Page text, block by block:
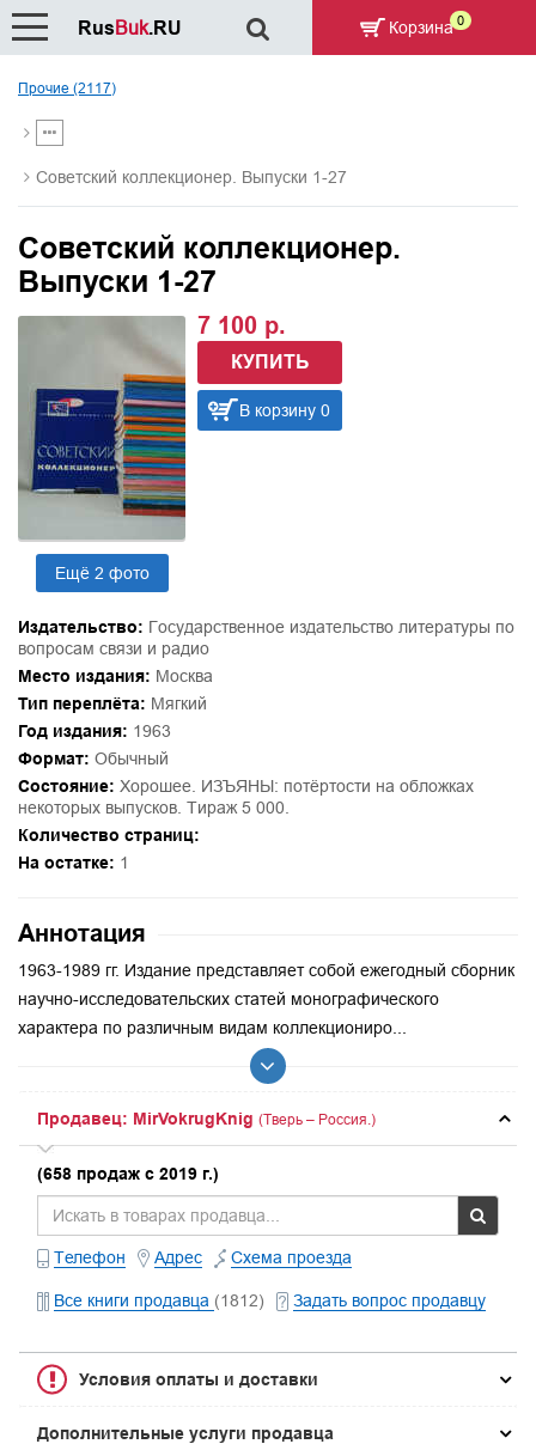
Прочие (2117)
Советский коллекционер. Выпуски 1-27
Советский коллекционер.
Выпуски 1-27
Ещё 2 фото
7 100 р.
КУПИТЬ
В корзину 0
Издательство: Государственное издательство литературы по
вопросам связи и радио
Место издания: Москва
Тип переплёта: Мягкий
Год издания: 1963
Формат: Обычный
Состояние: Хорошее. ИЗЪЯНЫ: потёртости на обложках
некоторых выпусков. Тираж 5 000.
Количество страниц:
На остатке: 1
Аннотация
1963-1989 гг. Издание представляет собой ежегодный сборник
научно-исследовательских статей монографического
характера по различным видам коллекциониро...
Продавец: MirVokrugKnig (Тверь – Россия.)
(658 продаж с 2019 г.)
Телефон Адрес Схема проезда
Все книги продавца (1812) Задать вопрос продавцу
Условия оплаты и доставки
Дополнительные услуги продавца
RusBuk.RU Корзина 0